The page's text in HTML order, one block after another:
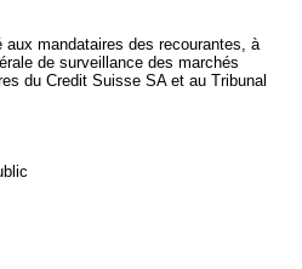
aux mandataires des recourantes, à
de surveillance des marchés
du Credit Suisse SA et au Tribunal